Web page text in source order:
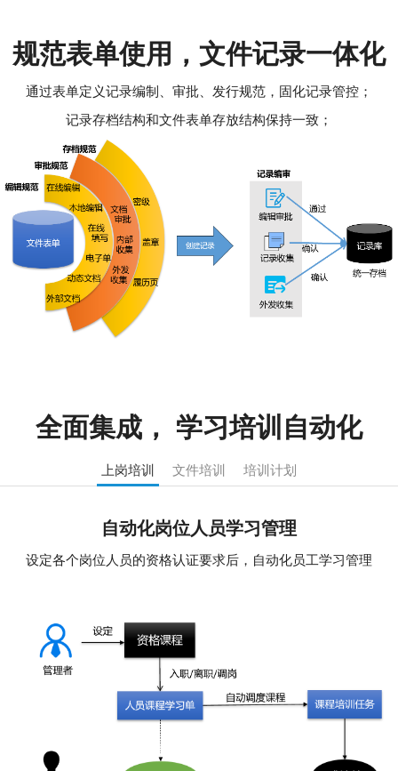
规范表单使用，文件记录一体化
通过表单定义记录编制、审批、发行规范，固化记录管控；
记录存档结构和文件表单存放结构保持一致；
全面集成， 学习培训自动化
上岗培训 文件培训 培训计划
自动化岗位人员学习管理
设定各个岗位人员的资格认证要求后，自动化员工学习管理